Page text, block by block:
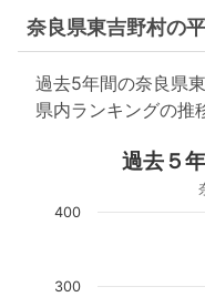
奈良県東吉野村の
過去5年間の奈良県
県内ランキングの推
過去５
300
400